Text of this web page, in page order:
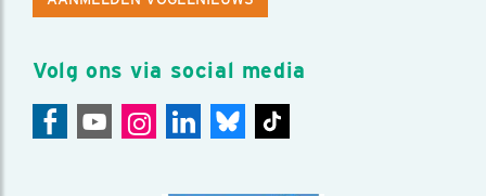
Volg ons via social media